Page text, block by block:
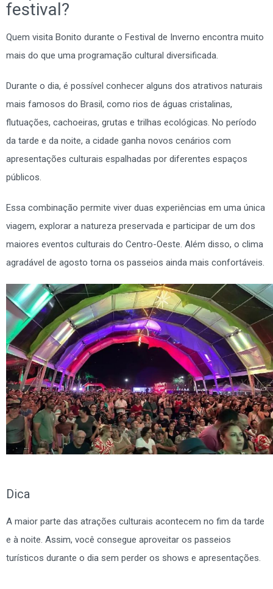
festival?
Quem visita Bonito durante o Festival de Inverno encontra muito
mais do que uma programação cultural diversificada.
Durante o dia, é possível conhecer alguns dos atrativos naturais
mais famosos do Brasil, como rios de águas cristalinas,
flutuações, cachoeiras, grutas e trilhas ecológicas. No período
da tarde e da noite, a cidade ganha novos cenários com
apresentações culturais espalhadas por diferentes espaços
públicos.
Essa combinação permite viver duas experiências em uma única
viagem, explorar a natureza preservada e participar de um dos
maiores eventos culturais do Centro-Oeste. Além disso, o clima
agradável de agosto torna os passeios ainda mais confortáveis.
Dica
A maior parte das atrações culturais acontecem no fim da tarde
e à noite. Assim, você consegue aproveitar os passeios
turísticos durante o dia sem perder os shows e apresentações.